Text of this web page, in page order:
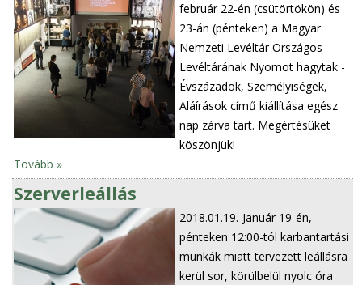
február 22-én (csütörtökön) és
23-án (pénteken) a Magyar
Nemzeti Levéltár Országos
Levéltárának Nyomot hagytak -
Évszázadok, Személyiségek,
Aláírások című kiállítása egész
nap zárva tart. Megértésüket
köszönjük!
Tovább »
Szerverleállás
2018.01.19. Január 19-én,
pénteken 12:00-tól karbantartási
munkák miatt tervezett leállásra
kerül sor, körülbelül nyolc óra